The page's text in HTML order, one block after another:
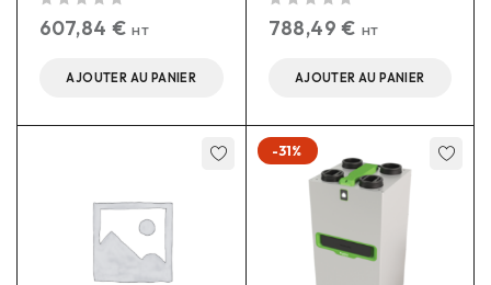
607,84 € HT
AJOUTER AU PANIER
788,49€ HT
AJOUTER AU PANIER
-31%